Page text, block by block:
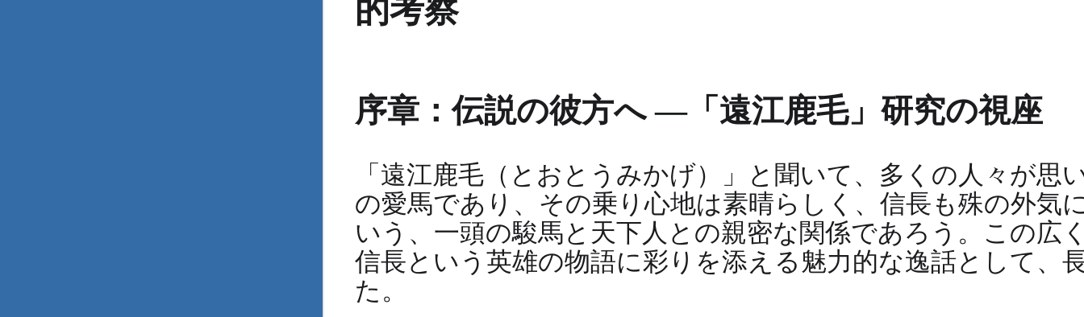
的考察
序章：伝説の彼方へ ―「遠江鹿毛」研究の視座
「遠江鹿毛（とおとうみかげ）」と聞いて、多くの人々が思
の愛馬であり、その乗り心地は素晴らしく、信長も殊の外気
いう、一頭の駿馬と天下人との親密な関係であろう。この広
信長という英雄の物語に彩りを添える魅力的な逸話として、
た。